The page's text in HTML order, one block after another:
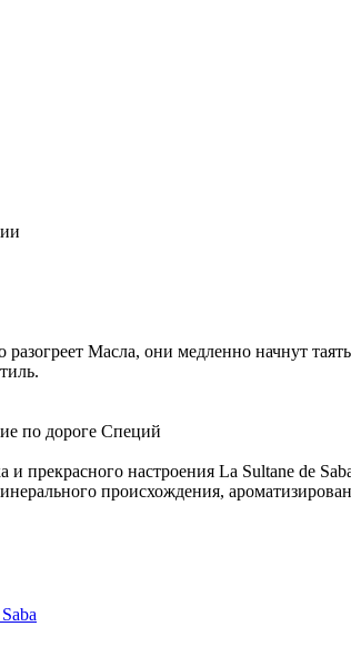
Масла, они медленно начнут
по дороге Специй
и прекрасного настроения La Sultane de
происхождения,